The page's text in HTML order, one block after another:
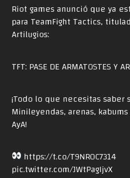
Riot games anunció que ya
para TeamFight Tactics,
Artilugios:
TFT: PASE DE ARMATOSTES Y
¡Todo lo que necesitas saber
Minileyendas, arenas,
AyA!
https://t.co/T9NR0C7314
pic.twitter.com/JWtPagIjvX